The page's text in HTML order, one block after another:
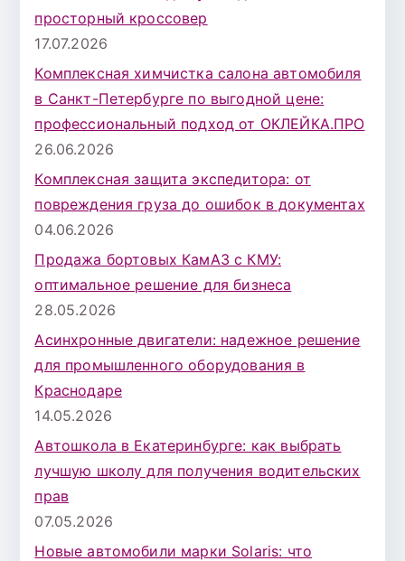
просторный кроссовер
17.07.2026
Комплексная химчистка салона автомобиля
в Санкт-Петербурге по выгодной цене:
профессиональный подход от ОКЛЕЙКА.ПРО
26.06.2026
Комплексная защита экспедитора: от
повреждения груза до ошибок в документах
04.06.2026
Продажа бортовых КамАЗ с КМУ:
оптимальное решение для бизнеса
28.05.2026
Асинхронные двигатели: надежное решение
для промышленного оборудования в
Краснодаре
14.05.2026
Автошкола в Екатеринбурге: как выбрать
лучшую школу для получения водительских
прав
07.05.2026
Новые автомобили марки Solaris: что